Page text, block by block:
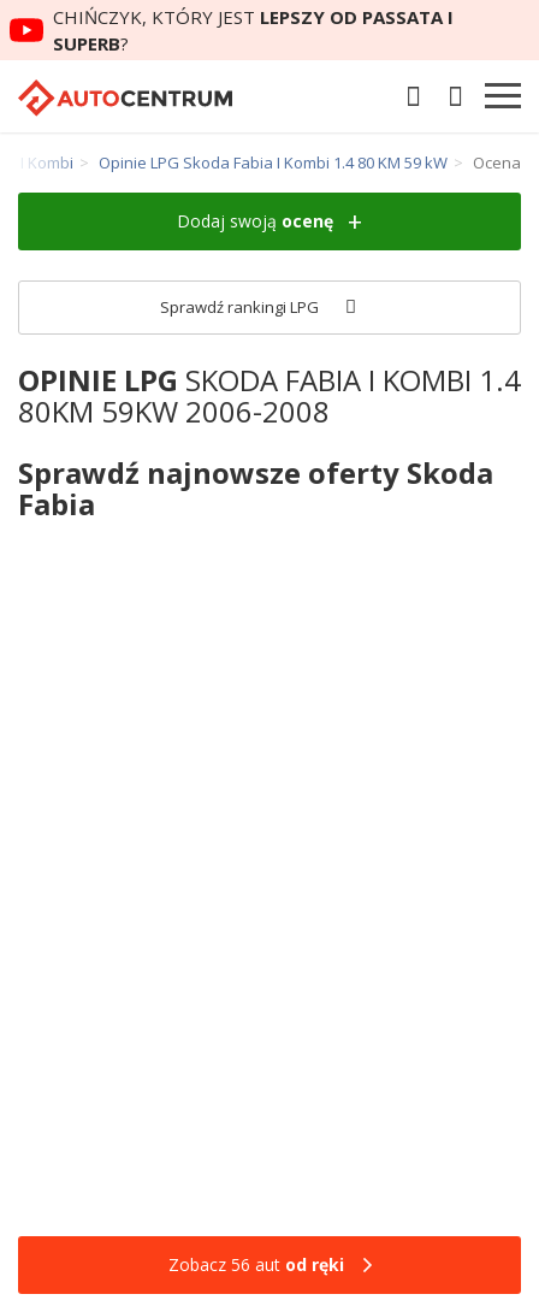
CHIŃCZYK, KTÓRY JEST LEPSZY OD PASSATA I
SUPERB?
I Kombi Opinie LPG Skoda Fabia I Kombi 1.4 80 KM 59 kW Ocena
Dodaj swoją ocenę
Sprawdź rankingi LPG
OPINIE LPG SKODA FABIA I KOMBI 1.4
80KM 59KW 2006-2008
Sprawdź najnowsze oferty Skoda
Fabia
Zobacz 56 aut od ręki